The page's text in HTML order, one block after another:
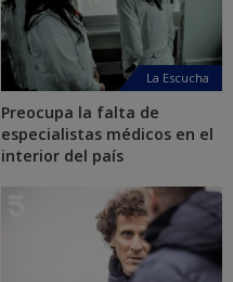
La Escucha
Preocupa la falta de
especialistas médicos en el
interior del país